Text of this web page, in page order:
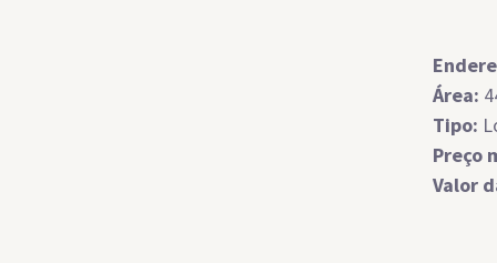
Área:
Tipo:
Preço
Valor